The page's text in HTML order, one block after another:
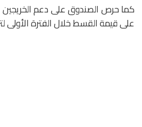
على قيمة القسط خلال الفترة الأولى